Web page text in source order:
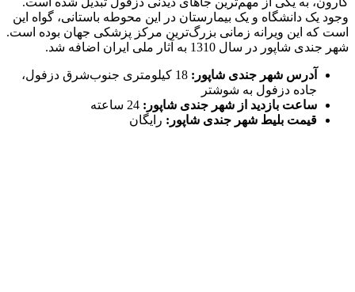
وجود یک دانشگاه و یک بیمارستان در این محوطه باستانی، گواه این
است که این ویرانه زمانی بزرگ‌ترین مرکز پزشکی جهان بوده است.
شهر جندی شاپور در سال 1310 به آثار ملی ایران اضافه شد.
آدرس شهر جندی شاپور:
18 کیلومتری جنوب‌شرق دزفول،
جاده دزفول به شوشتر
ساعت بازدید از شهر جندی شاپور: 24 ساعته
قیمت بلیط شهر جندی شاپور: رایگان